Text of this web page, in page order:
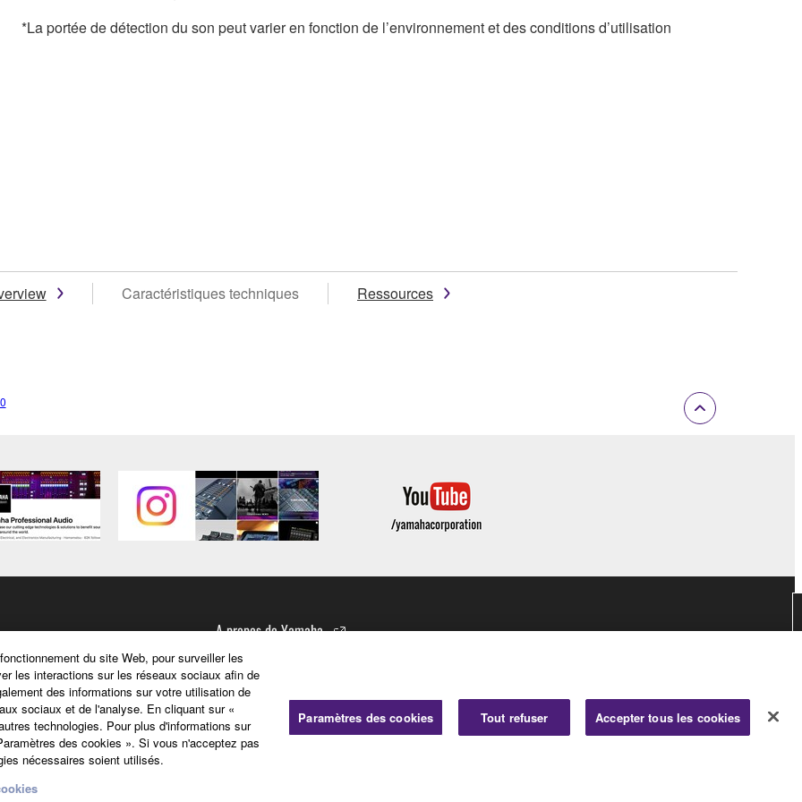
*La portée de détection du son peut varier en fonction de l’environnement et des conditions d’utilisation
Caractéristiques techniques Ressources
A propos de Yamaha
Profil de la société
Vidéo sur le groupe Yamaha
Promesse de marque
Recruitment
du site Web, pour surveiller les
les interactions sur les réseaux sociaux afin de
des informations sur votre utilisation de
sociaux et de l'analyse. En cliquant sur «
technologies. Pour plus d'informations sur
des cookies ». Si vous n'acceptez pas
nécessaires soient utilisés.
Paramètres des cookies Tout refuser Accepter tous les cookies